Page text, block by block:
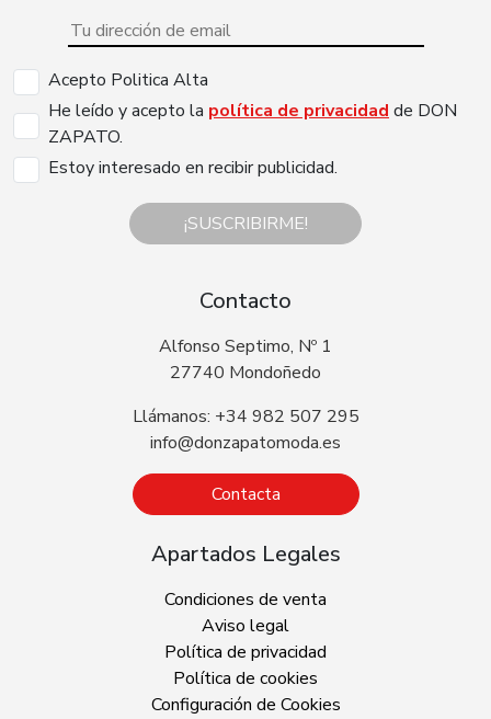
Acepto Politica Alta
He leído y acepto la política de privacidad de DON
ZAPATO.
Estoy interesado en recibir publicidad.
¡SUSCRIBIRME!
Contacto
Alfonso Septimo, Nº 1
27740 Mondoñedo
Llámanos: +34 982 507 295
info@donzapatomoda.es
Contacta
Apartados Legales
Condiciones de venta
Aviso legal
Política de privacidad
Política de cookies
Configuración de Cookies